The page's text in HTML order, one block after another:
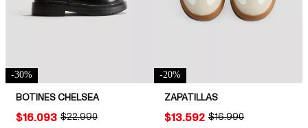
-30%
BOTINES CHELSEA
ORIGINAL PRICE:
$22.990
PRICE:
$16.093
-20%
ZAPATILLAS
ORIGINAL PRICE:
$16.990
PRICE:
$13.592